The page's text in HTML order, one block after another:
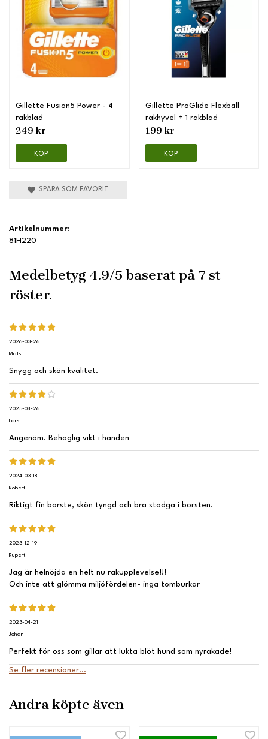
Gillette Fusion5 Power - 4
rakblad
249 kr
KÖP
Gillette ProGlide Flexball
rakhyvel + 1 rakblad
199 kr
KÖP
SPARA SOM FAVORIT
Artikelnummer:
81H220
Medelbetyg 4.9/5 baserat på 7 st
röster.
2026-03-26
Mats
Snygg och skön kvalitet.
2025-08-26
Lars
Angenäm. Behaglig vikt i handen
2024-03-18
Robert
Riktigt fin borste, skön tyngd och bra stadga i borsten.
2023-12-19
Rupert
Jag är helnöjda en helt nu rakupplevelse!!!
Och inte att glömma miljöfördelen- inga tomburkar
2023-04-21
Johan
Perfekt för oss som gillar att lukta blöt hund som nyrakade!
Se fler recensioner...
Andra köpte även